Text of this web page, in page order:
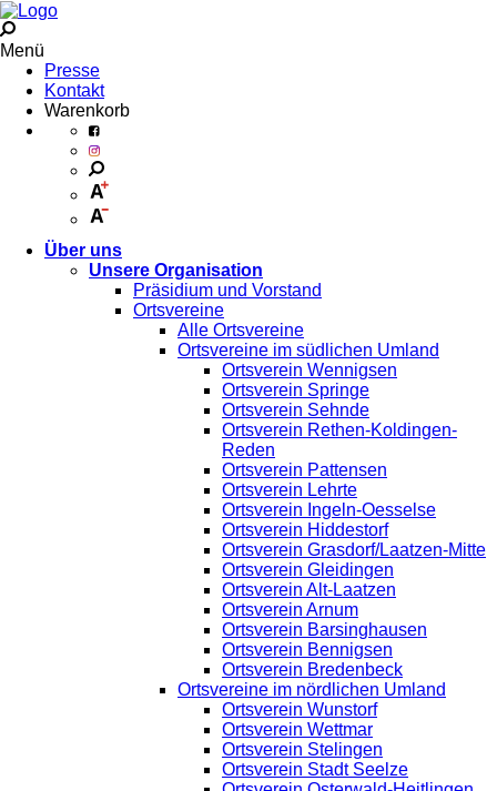
Menü
Presse
Kontakt
Warenkorb
Über uns
Unsere Organisation
Präsidium und Vorstand
Ortsvereine
Alle Ortsvereine
Ortsvereine im südlichen Umland
Ortsverein Wennigsen
Ortsverein Springe
Ortsverein Sehnde
Ortsverein Rethen-Koldingen-
Reden
Ortsverein Pattensen
Ortsverein Lehrte
Ortsverein Ingeln-Oesselse
Ortsverein Hiddestorf
Ortsverein Grasdorf/Laatzen-Mitte
Ortsverein Gleidingen
Ortsverein Alt-Laatzen
Ortsverein Arnum
Ortsverein Barsinghausen
Ortsverein Bennigsen
Ortsverein Bredenbeck
Ortsvereine im nördlichen Umland
Ortsverein Wunstorf
Ortsverein Wettmar
Ortsverein Stelingen
Ortsverein Stadt Seelze